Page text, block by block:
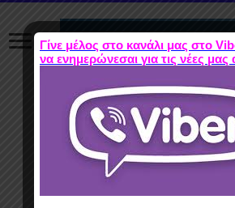
Γίνε μέλος στο κανάλι μας στο
να ενημερώνεσαι για τις νέες μας